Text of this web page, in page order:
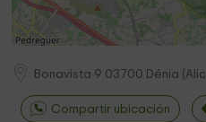
Bonavista 9 03700 Dénia (
Compartir ubicación